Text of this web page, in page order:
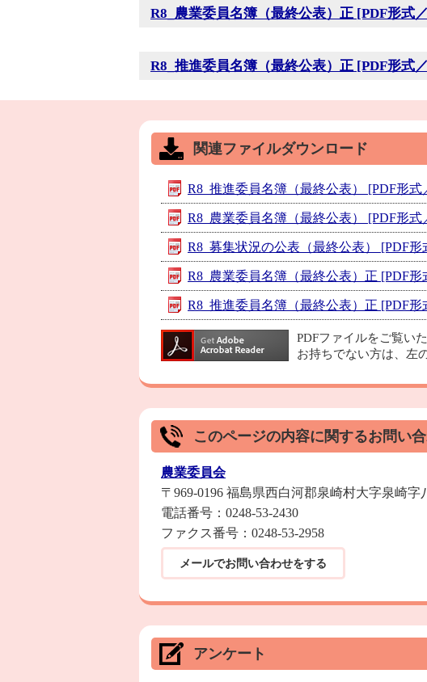
R8_農業委員名簿（最終公表）正 [PDF形式
R8_推進委員名簿（最終公表）正 [PDF形式
関連ファイルダウンロード
R8_推進委員名簿（最終公表） [PDF形式
R8_農業委員名簿（最終公表） [PDF形式
R8_募集状況の公表（最終公表） [PDF形
R8_農業委員名簿（最終公表）正 [PDF形
R8_推進委員名簿（最終公表）正 [PDF形
PDFファイルをご覧い
お持ちでない方は、左
このページの内容に関するお問い
農業委員会
〒969-0196 福島県西白河郡泉崎村大字泉崎字
電話番号：0248-53-2430
ファクス番号：0248-53-2958
メールでお問い合わせをする
アンケート